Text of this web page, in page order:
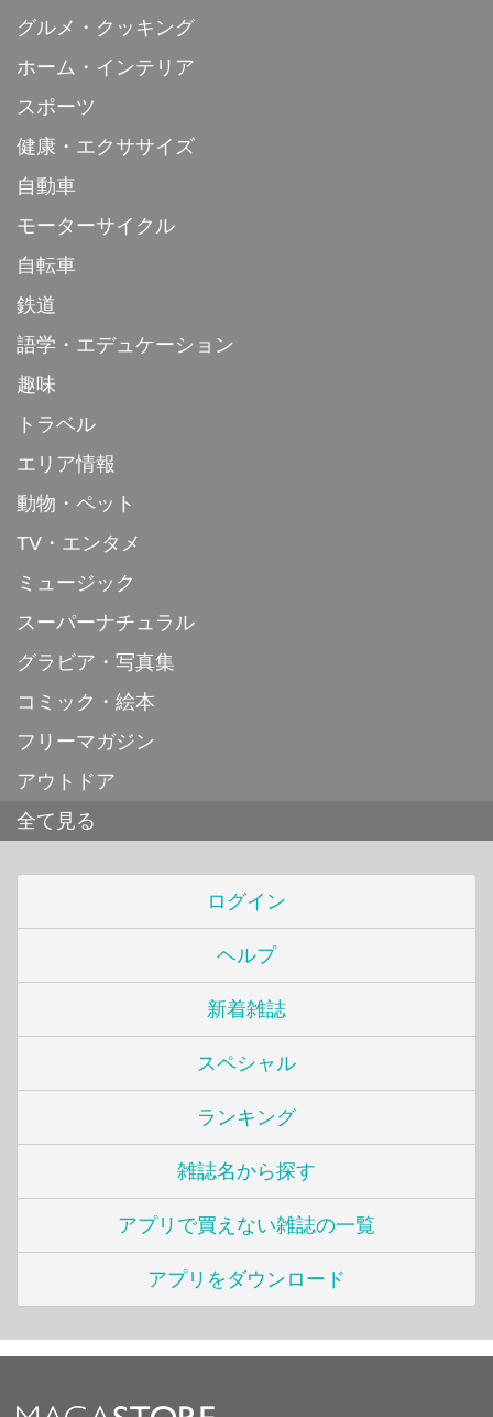
グルメ・クッキング
ホーム・インテリア
スポーツ
健康・エクササイズ
自動車
モーターサイクル
自転車
鉄道
語学・エデュケーション
趣味
トラベル
エリア情報
動物・ペット
TV・エンタメ
ミュージック
スーパーナチュラル
グラビア・写真集
コミック・絵本
フリーマガジン
アウトドア
全て見る
ログイン
ヘルプ
新着雑誌
スペシャル
ランキング
雑誌名から探す
アプリで買えない雑誌の一覧
アプリをダウンロード